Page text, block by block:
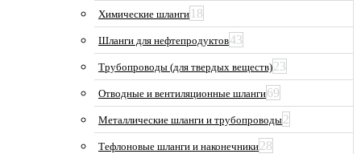
Химические шланги 18
Шланги для нефтепродуктов43
Трубопроводы (для твердых веществ)23
Отводные и вентиляционные шланги69
Металлические шланги и трубопроводы2
Тефлоновые шланги и наконечники28